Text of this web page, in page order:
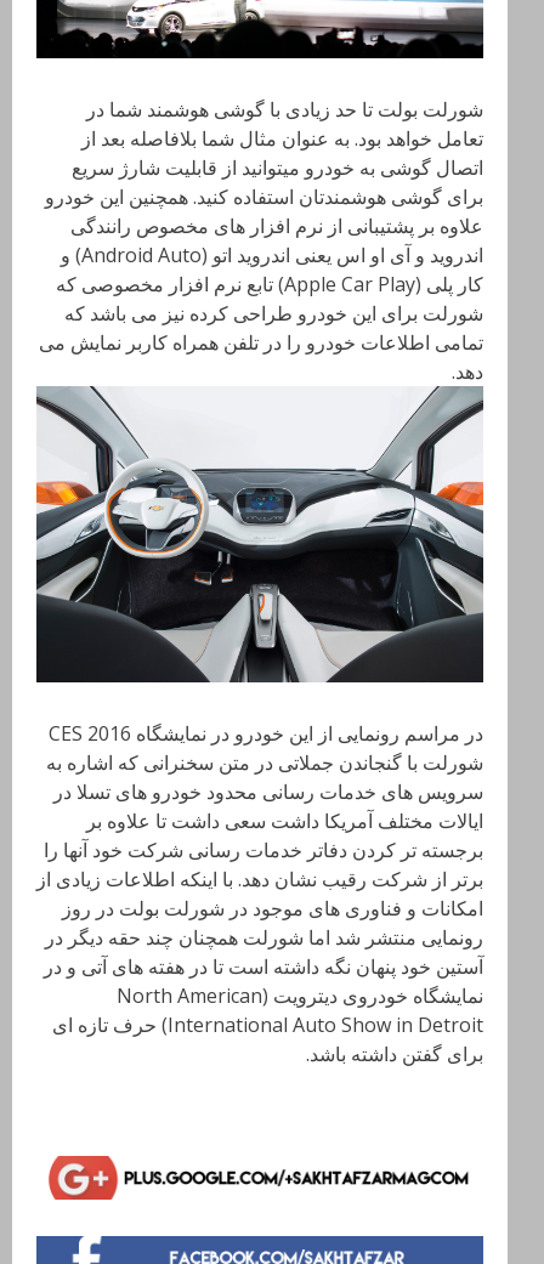
شورلت بولت تا حد زیادی با گوشی هوشمند شما در
تعامل خواهد بود. به عنوان مثال شما بلافاصله بعد از
اتصال گوشی به خودرو میتوانید از قابلیت شارژ سریع
برای گوشی هوشمندتان استفاده کنید. همچنین این خودرو
علاوه بر پشتیبانی از نرم افزار های مخصوص رانندگی
اندروید و آی او اس یعنی اندروید اتو (Android Auto) و
کار پلی (Apple Car Play) تابع نرم افزار مخصوصی که
شورلت برای این خودرو طراحی کرده نیز می باشد که
تمامی اطلاعات خودرو را در تلفن همراه کاربر نمایش می
دهد.
در مراسم رونمایی از این خودرو در نمایشگاه CES 2016
شورلت با گنجاندن جملاتی در متن سخنرانی که اشاره به
سرویس های خدمات رسانی محدود خودرو های تسلا در
ایالات مختلف آمریکا داشت سعی داشت تا علاوه بر
برجسته تر کردن دفاتر خدمات رسانی شرکت خود آنها را
برتر از شرکت رقیب نشان دهد. با اینکه اطلاعات زیادی از
امکانات و فناوری های موجود در شورلت بولت در روز
رونمایی منتشر شد اما شورلت همچنان چند حقه دیگر در
آستین خود پنهان نگه داشته است تا در هفته های آتی و در
نمایشگاه خودروی دیترویت (North American
International Auto Show in Detroit) حرف تازه ای
برای گفتن داشته باشد.